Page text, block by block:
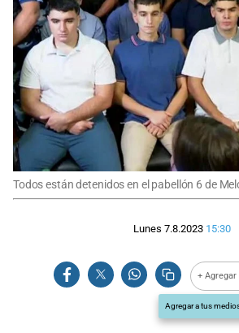
Todos están detenidos en el pabellón 6 de
Lunes 7.8.2023 15:30
+
Agregar a tus